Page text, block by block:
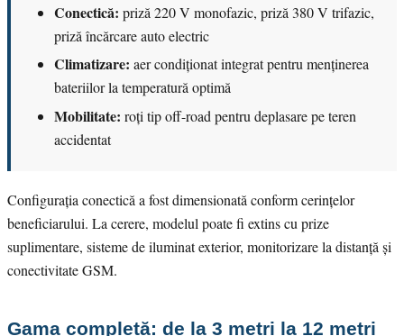
Conectică: priză 220 V monofazic, priză 380 V trifazic,
priză încărcare auto electric
Climatizare: aer condiționat integrat pentru menținerea
bateriilor la temperatură optimă
Mobilitate: roți tip off-road pentru deplasare pe teren
accidentat
Configurația conectică a fost dimensionată conform cerințelor
beneficiarului. La cerere, modelul poate fi extins cu prize
suplimentare, sisteme de iluminat exterior, monitorizare la distanță și
conectivitate GSM.
Gama completă: de la 3 metri la 12 metri